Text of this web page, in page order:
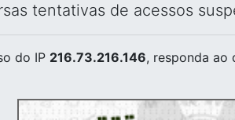
tentativas de acessos
do IP 216.73.216.146, responda ao